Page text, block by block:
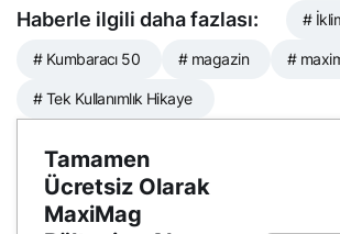
Haberle ilgili daha fazlası: #
# Kumbaracı 50 # magazin #
# Tek Kullanımlık Hikaye
Tamamen
Ücretsiz Olarak
MaxiMag